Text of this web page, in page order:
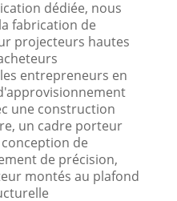
dédiée, nous
fabrication de
projecteurs hautes
entrepreneurs en
une construction
un cadre porteur
de
de précision,
montés au plafond